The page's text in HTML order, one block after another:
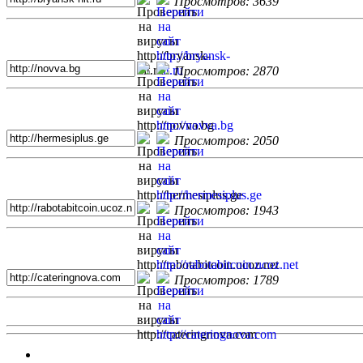
Просмотров: 2870
Просмотров: 2050
Просмотров: 1943
Просмотров: 1789